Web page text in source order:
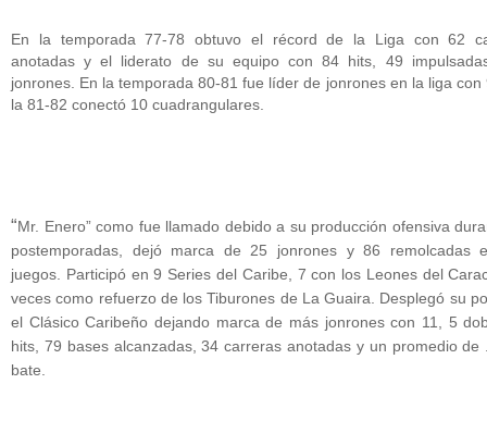
En la temporada 77-78 obtuvo el récord de la Liga con 62
anotadas y el liderato de su equipo con 84 hits, 49
jonrones. En la temporada 80-81 fue líder de jonrones en la liga con
la 81-82 conectó 10 cuadrangulares.
“Mr. Enero” como fue llamado debido a su producción ofensiva
postemporadas, dejó marca de 25 jonrones y 86 remolcadas
juegos. Participó en 9 Series del Caribe, 7 con los Leones del
veces como refuerzo de los Tiburones de La Guaira. Desplegó su
el Clásico Caribeño dejando marca de más jonrones con 11, 5
hits, 79 bases alcanzadas, 34 carreras anotadas y un promedio de
bate.